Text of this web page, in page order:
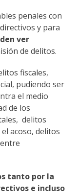
penales con
y para
ver
de delitos.
fiscales,
pudiendo ser
el medio
de los
delitos
acoso, delitos
tanto por la
e incluso